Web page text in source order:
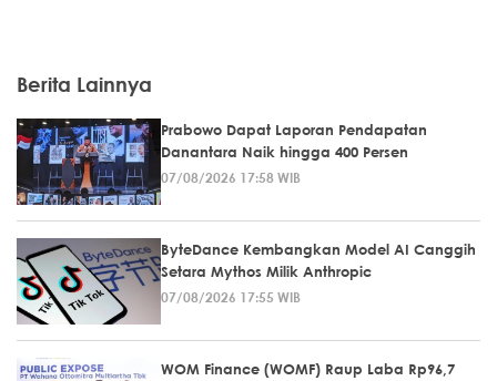
Berita Lainnya
Prabowo Dapat Laporan Pendapatan
Danantara Naik hingga 400 Persen
07/08/2026 17:58 WIB
ByteDance Kembangkan Model AI Canggih
Setara Mythos Milik Anthropic
07/08/2026 17:55 WIB
WOM Finance (WOMF) Raup Laba Rp96,7